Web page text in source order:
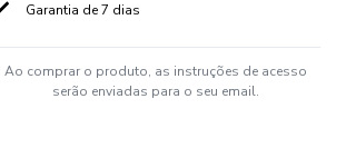
Garantia de 7 dias
Ao comprar o produto, as instruções de acesso
serão enviadas para o seu email.